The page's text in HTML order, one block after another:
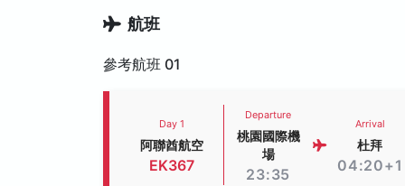
航班
參考航班 01
Day 1
阿聯酋航空
EK367
Departure
桃園國際機
場
23:35
Arrival
杜拜
04:20+1